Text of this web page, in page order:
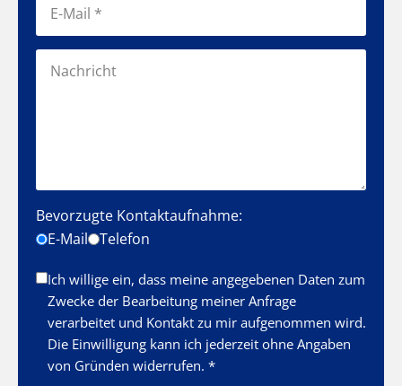
Bevorzugte Kontaktaufnahme:
E-Mail
Telefon
Ich willige ein, dass meine angegebenen Daten zum
Zwecke der Bearbeitung meiner Anfrage
verarbeitet und Kontakt zu mir aufgenommen wird.
Die Einwilligung kann ich jederzeit ohne Angaben
von Gründen widerrufen. *